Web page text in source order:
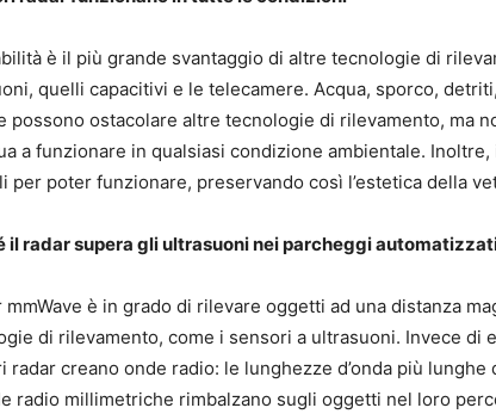
è il più grande svantaggio di altre tecnologie di
quelli capacitivi e le telecamere. Acqua, sporco,
possono ostacolare altre tecnologie di rilevamento, ma
a funzionare in qualsiasi condizione ambientale.
per poter funzionare, preservando così l’estetica della
il radar supera gli ultrasuoni nei parcheggi
mmWave è in grado di rilevare oggetti ad una distanza
di rilevamento, come i sensori a ultrasuoni. Invece di
radar creano onde radio: le lunghezze d’onda più
radio millimetriche rimbalzano sugli oggetti nel loro